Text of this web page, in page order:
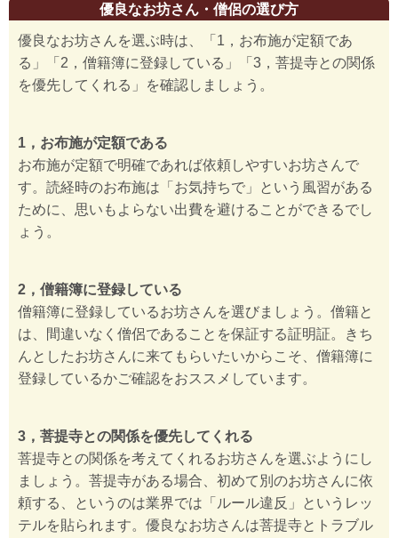
優良なお坊さん・僧侶の選び方
優良なお坊さんを選ぶ時は、「1，お布施が定額であ
る」「2，僧籍簿に登録している」「3，菩提寺との関係
を優先してくれる」を確認しましょう。
1，お布施が定額である
お布施が定額で明確であれば依頼しやすいお坊さんで
す。読経時のお布施は「お気持ちで」という風習がある
ために、思いもよらない出費を避けることができるでし
ょう。
2，僧籍簿に登録している
僧籍簿に登録しているお坊さんを選びましょう。僧籍と
は、間違いなく僧侶であることを保証する証明証。きち
んとしたお坊さんに来てもらいたいからこそ、僧籍簿に
登録しているかご確認をおススメしています。
3，菩提寺との関係を優先してくれる
菩提寺との関係を考えてくれるお坊さんを選ぶようにし
ましょう。菩提寺がある場合、初めて別のお坊さんに依
頼する、というのは業界では「ルール違反」というレッ
テルを貼られます。優良なお坊さんは菩提寺とトラブル